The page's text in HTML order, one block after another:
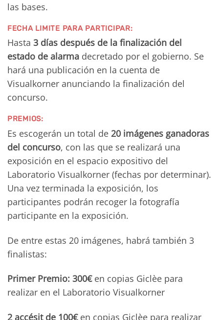
las bases.
FECHA LIMITE PARA PARTICIPAR:
Hasta 3 días después de la finalización del
estado de alarma decretado por el gobierno. Se
hará una publicación en la cuenta de
Visualkorner anunciando la finalización del
concurso.
PREMIOS:
Es escogerán un total de 20 imágenes ganadoras
del concurso, con las que se realizará una
exposición en el espacio expositivo del
Laboratorio Visualkorner (fechas por determinar).
Una vez terminada la exposición, los
participantes podrán recoger la fotografía
participante en la exposición.
De entre estas 20 imágenes, habrá también 3
finalistas:
Primer Premio: 300€en copias Giclèe para
realizar en el Laboratorio Visualkorner
2 accésit de 100€en copias Giclèe para realizar